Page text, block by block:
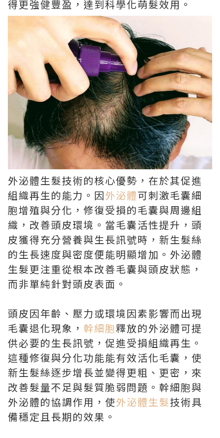
得更強健豐盈，達到科學化萌髮效用。
外泌體生髮技術的核心優勢，在於其促進
組織再生的能力。因外泌體可刺激毛囊細
胞增殖與分化，修復受損的毛囊與周邊組
織，改善頭皮環境。當毛囊活性提升，頭
皮獲得充分營養與生長訊號時，新生髮絲
的生長速度與密度便能明顯增加。外泌體
生髮更注重從根本改善毛囊與頭皮狀態，
而非單純針對頭皮表面。
頭皮因年齡、壓力或環境因素影響而出現
毛囊退化現象， 幹細胞釋放的外泌體可提
供必要的生長訊號，促進受損組織再生。
這種修復與分化功能能有效活化毛囊，使
新生髮絲逐步增長並變得更粗、更密，來
改善髮量不足與髮質脆弱問題。幹細胞與
外泌體的協調作用，使外泌體生髮技術具
備穩定且長期的效果。